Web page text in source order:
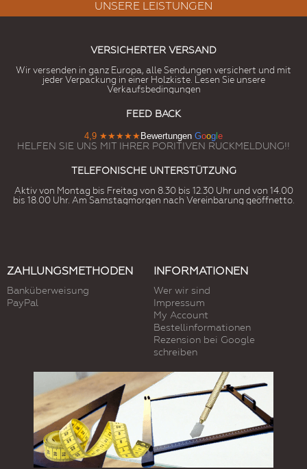
UNSERE LEISTUNGEN
VERSICHERTER VERSAND
Wir versenden in ganz Europa, alle Sendungen versichert und mit
jeder Verpackung in einer Holzkiste. Lesen Sie unsere
Verkaufsbedingungen
FEED BACK
4,9 ★★★★★ Bewertungen Goog e
HELFEN SIE UNS MIT IHRER PORITIVEN RUCKMELDUNG!!
TELEFONISCHE UNTERSTÜTZUNG
Aktiv von Montag bis Freitag von 8.30 bis 12.30 Uhr und von 14.00
bis 18.00 Uhr. Am Samstagmorgen nach Vereinbarung geöffnetto.
ZAHLUNGSMETHODEN
Banküberweisung
PayPal
INFORMATIONEN
Wer wir sind
Impressum
My Account
Bestellinformationen
Rezension bei Google
schreiben